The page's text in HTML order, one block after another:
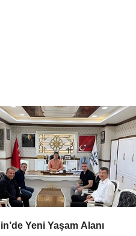
Yeni Yaşam Alanı